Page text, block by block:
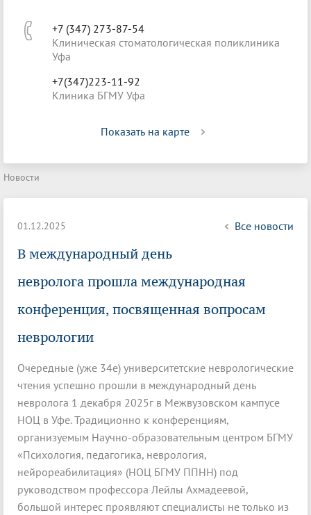
+7 (347) 273-87-54
Клиническая стоматологическая поликлиника
Уфа
+7(347)223-11-92
Клиника БГМУ Уфа
Показать на карте
Новости
01.12.2025 Все новости
В международный день
невролога прошла международная
конференция, посвященная вопросам
неврологии
Очередные (уже 34е) университетские неврологические
чтения успешно прошли в международный день
невролога 1 декабря 2025г в Межвузовском кампусе
НОЦ в Уфе. Традиционно к конференциям,
организуемым Научно-образовательным центром БГМУ
«Психология, педагогика, неврология,
нейрореабилитация» (НОЦ БГМУ ППНН) под
руководством профессора Лейлы Ахмадеевой,
большой интерес проявляют специалисты не только из